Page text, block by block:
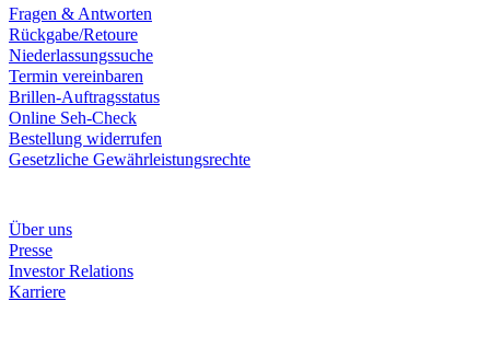
Fragen & Antworten
Rückgabe/Retoure
Niederlassungssuche
Termin vereinbaren
Brillen-Auftragsstatus
Online Seh-Check
Bestellung widerrufen
Gesetzliche Gewährleistungsrechte
Über uns
Presse
Investor Relations
Karriere